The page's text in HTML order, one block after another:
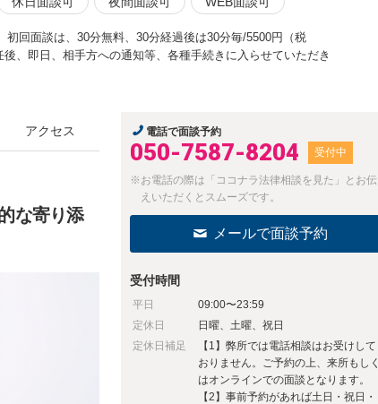
回面談は、30分無料、30分経過後は30分毎/5500円（税
、即日、相手方への通知等、各種手続きに入らせていただき
アクセス
な寄り添
電話で面談予約
050-7587-8204 受付中
※お電話の際は「ココナラ法律相談を見た」とお伝
えいただくとスムーズです。
メールで面談予約
受付時間
平日
09:00〜23:59
定休日
日曜、土曜、祝日
定休日補足
【1】弊所では電話相談はお受けして
おりません。ご予約の上、来所もしく
はオンラインでの面談となります。
【2】事前予約があれば土日・祝日・